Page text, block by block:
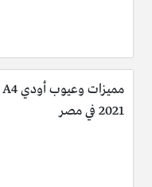
2021 في مصر